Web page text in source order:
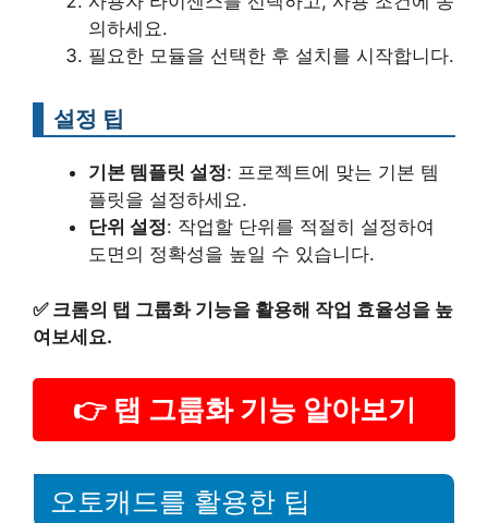
의하세요.
필요한 모듈을 선택한 후 설치를 시작합니다.
설정 팁
기본 템플릿 설정: 프로젝트에 맞는 기본 템
플릿을 설정하세요.
단위 설정: 작업할 단위를 적절히 설정하여
도면의 정확성을 높일 수 있습니다.
✅ 크롬의 탭 그룹화 기능을 활용해 작업 효율성을 높
여보세요.
👉 탭 그룹화 기능 알아보기
오토캐드를 활용한 팁